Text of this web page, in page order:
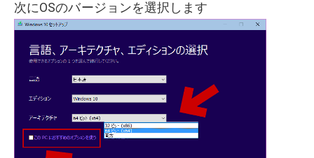
次にOSのバージョンを選択します